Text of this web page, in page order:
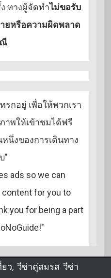
ทางผู้จัดทำไม่ขอรับ
ยหรือความผิดพลาด
ณี
กอยู่ เพื่อให้พวกเรา
าพให้เข้าชมได้ฟรี
นึ่งของการเดินทาง
"
ads so we can
content for you to
you for being a part
ว, วีซ่าคู่สมรส ,วีซ่า